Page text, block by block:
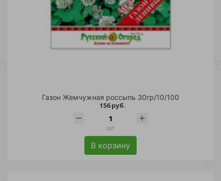
Газон Жемчужная россыпь 30гр/10/100
156 руб.
шт
В корзину